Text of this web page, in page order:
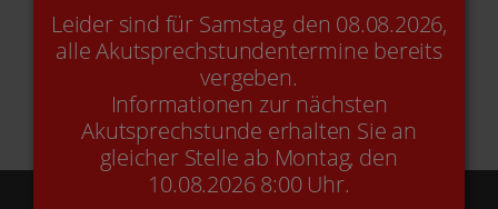
Leider sind für Samstag, den 08.08.2026,
alle Akutsprechstundentermine bereits
vergeben.
Informationen zur nächsten
Akutsprechstunde erhalten Sie an
gleicher Stelle ab Montag, den
10.08.2026 8:00 Uhr.
Kontakt E-Mail